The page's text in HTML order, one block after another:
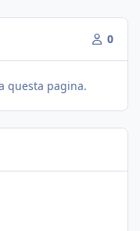
0
questa pagina.